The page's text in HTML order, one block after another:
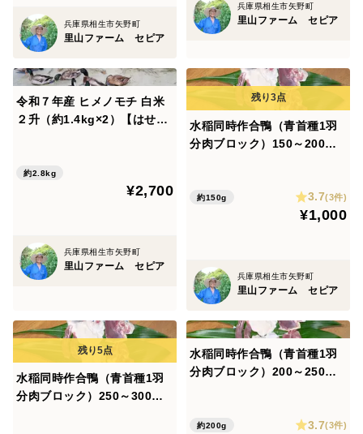
兵庫県相生市矢野町
里山ファーム セピア
兵庫県相生市矢野町
里山ファーム セピア
令和７年産 ヒメノモチ 白米
２升（約1.4kg×2）【はせ掛
約2.8kg
¥2,700
兵庫県相生市矢野町
里山ファーム セピア
水稲同時作合鴨（青首種1羽
分肉ブロック）150～200ｇ
約150g 3.7(3件)
¥1,000
兵庫県相生市矢野町
里山ファーム セピア
水稲同時作合鴨（青首種1羽
分肉ブロック）250～300ｇ
水稲同時作合鴨（青首種1羽
分肉ブロック）200～250ｇ
約200g 3.7(3件)